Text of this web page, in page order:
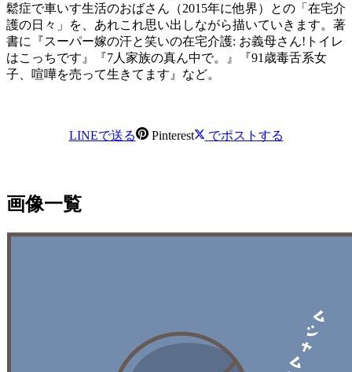
鬆症で車いす生活のおばさん（2015年に他界）との「在宅介
護の日々」を、あれこれ思い出しながら描いていきます。著
書に『スーパー嫁の汗と笑いの在宅介護: お義母さん!トイレ
はこっちです』『7人家族の真ん中で。』『91歳毒舌系女
子、喧嘩を売って生きてます』など。
LINEで送る Pinterest でポストする
画像一覧